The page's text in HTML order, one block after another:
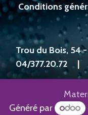
Conditions
Trou du Bois, 54
04/377.20.72 |
Généré par